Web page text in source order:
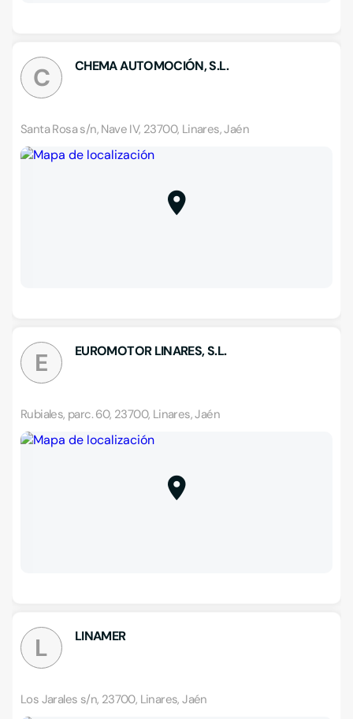
C CHEMA AUTOMOCIÓN, S.L.
Santa Rosa s/n, Nave IV, 23700, Linares, Jaén
E EUROMOTOR LINARES, S.L.
Rubiales, parc. 60, 23700, Linares, Jaén
L LINAMER
Los Jarales s/n, 23700, Linares, Jaén